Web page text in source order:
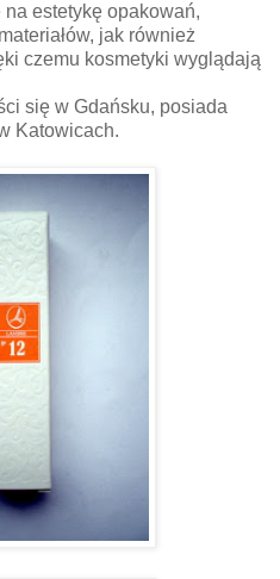
na estetykę opakowań,
jak również
czemu kosmetyki wyglądają
się w Gdańsku, posiada
Katowicach.